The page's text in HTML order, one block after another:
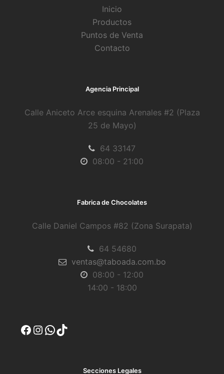
Inicio
Productos
Puntos de Venta
Contacto
Agencia Principal
Calle Aniceto Arce esquina Arenales #2 (Plaza
25 de Mayo)
64 33147
08:00 - 21:00
Fabrica de Chocolates
Calle Daniel Campos #82 (Zona Surapata)
64 54680
ventas@taboada.com.bo
08:00 - 12:00
14:00 - 18:00
Facebook
Instagram
WhatsApp
TikTok
Secciones Legales